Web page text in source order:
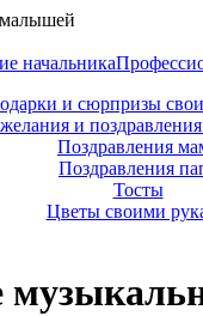
начальника
и сюрпризы
и
Поздравления
Поздравления
Тосты
Цветы своими